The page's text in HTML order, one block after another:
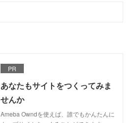
PR
あなたもサイトをつくってみま
せんか
Ameba Owndを使えば、誰でもかんたんに